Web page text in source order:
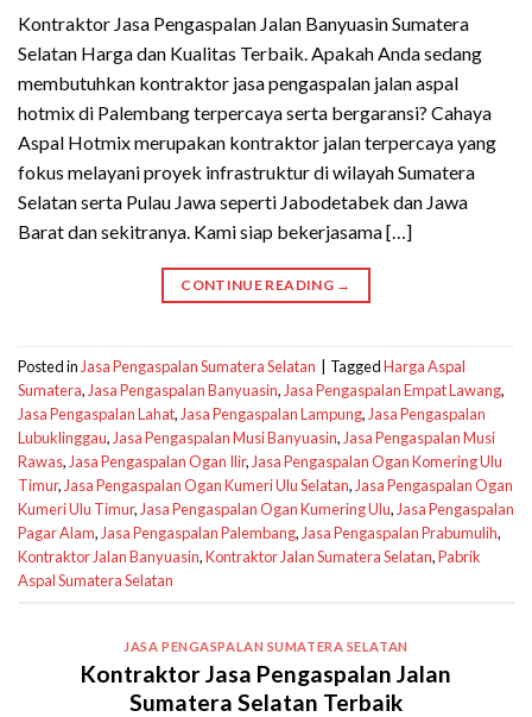
Kontraktor Jasa Pengaspalan Jalan Banyuasin Sumatera
Selatan Harga dan Kualitas Terbaik. Apakah Anda sedang
membutuhkan kontraktor jasa pengaspalan jalan aspal
hotmix di Palembang terpercaya serta bergaransi? Cahaya
Aspal Hotmix merupakan kontraktor jalan terpercaya yang
fokus melayani proyek infrastruktur di wilayah Sumatera
Selatan serta Pulau Jawa seperti Jabodetabek dan Jawa
Barat dan sekitranya. Kami siap bekerjasama […]
CONTINUE READING →
Posted inJasa Pengaspalan Sumatera Selatan TaggedHarga Aspal
Sumatera,Jasa Pengaspalan Banyuasin,Jasa Pengaspalan Empat Lawang,
Jasa Pengaspalan Lahat,Jasa Pengaspalan Lampung,Jasa Pengaspalan
Lubuklinggau,Jasa Pengaspalan Musi Banyuasin,Jasa Pengaspalan Musi
Rawas,Jasa Pengaspalan Ogan Ilir,Jasa Pengaspalan Ogan Komering Ulu
Timur,Jasa Pengaspalan Ogan Kumeri Ulu Selatan,Jasa Pengaspalan Ogan
Kumeri Ulu Timur,Jasa Pengaspalan Ogan Kumering Ulu,Jasa Pengaspalan
Pagar Alam,Jasa Pengaspalan Palembang,Jasa Pengaspalan Prabumulih,
Kontraktor Jalan Banyuasin,Kontraktor Jalan Sumatera Selatan,Pabrik
Aspal Sumatera Selatan
JASA PENGASPALAN SUMATERA SELATAN
Kontraktor Jasa Pengaspalan Jalan
Sumatera Selatan Terbaik